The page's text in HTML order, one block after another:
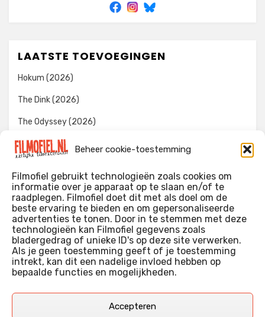
Beheer cookie-toestemming
Filmofiel gebruikt technologieën zoals cookies om
informatie over je apparaat op te slaan en/of te
raadplegen. Filmofiel doet dit met als doel om de
beste ervaring te bieden en om gepersonaliseerde
advertenties te tonen. Door in te stemmen met deze
technologieën kan Filmofiel gegevens zoals
bladergedrag of unieke ID's op deze site verwerken.
Als je geen toestemming geeft of je toestemming
intrekt, kan dit een nadelige invloed hebben op
bepaalde functies en mogelijkheden.
Accepteren
LAATSTE TOEVOEGINGEN
Hokum (2026)
The Dink (2026)
The Odyssey (2026)
Evil Dead Burn (2026)
WIE IK BEN…?
Ik ben ooit begonnen met m’n recensies omdat ik zoveel
films keek dat ik af en toe niet meer wist welke ik nu wel of
niet gezien had. Ik ben een filmliefhebber, heb als hobby nog
erg lang in een videotheek gewerkt, en heb als coproducent
Deze recensies zijn dan ook vooral vrij pretentieloze